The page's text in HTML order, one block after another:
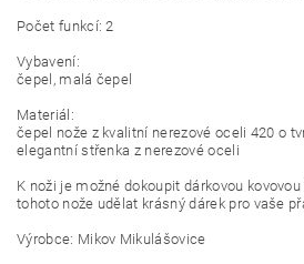
Počet funkcí: 2
Vybavení:
čepel, malá čepel
Materiál:
čepel nože z kvalitní nerezové oceli 420 o
elegantní střenka z nerezové oceli
K noži je možné dokoupit dárkovou
tohoto nože udělat krásný dárek pro vaše
Výrobce: Mikov Mikulášovice